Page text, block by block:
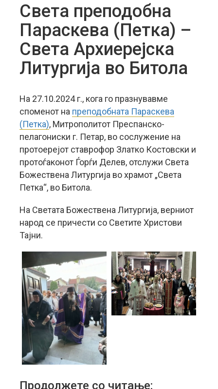
Света преподобна
Параскева (Петка) –
Света Архиерејска
Литургија во Битола
На 27.10.2024 г., кога го празнувавме
споменот на преподобната Параскева
(Петка), Митрополитот Преспанско-
пелагониски г. Петар, во сослужение на
протоерејот ставрофор Златко Костовски и
протоѓаконот Ѓорѓи Делев, отслужи Света
Божествена Литургија во храмот „Света
Петка“, во Битола.
На Светата Божествена Литургија, верниот
народ се причести со Светите Христови
Тајни.
Продолжете со читање: